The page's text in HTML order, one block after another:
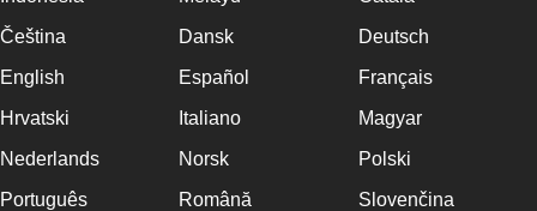
Čeština
Dansk
Deutsch
English
Español
Français
Hrvatski
Italiano
Magyar
Nederlands
Norsk
Polski
Português
Română
Slovenčina